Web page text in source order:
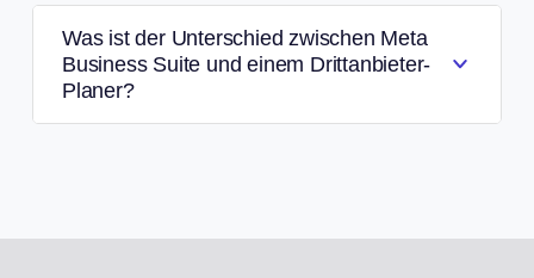
Was ist der Unterschied zwischen Meta
Business Suite und einem Drittanbieter-
Planer?